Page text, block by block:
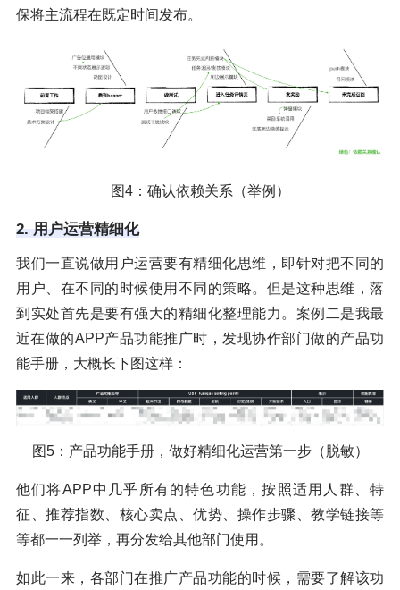
保将主流程在既定时间发布。
图4：确认依赖关系（举例）
2. 用户运营精细化
我们一直说做用户运营要有精细化思维，即针对把不同的
用户、在不同的时候使用不同的策略。但是这种思维，落
到实处首先是要有强大的精细化整理能力。案例二是我最
近在做的APP产品功能推广时，发现协作部门做的产品功
能手册，大概长下图这样：
图5：产品功能手册，做好精细化运营第一步（脱敏）
他们将APP中几乎所有的特色功能，按照适用人群、特
征、推荐指数、核心卖点、优势、操作步骤、教学链接等
等都一一列举，再分发给其他部门使用。
如此一来，各部门在推广产品功能的时候，需要了解该功